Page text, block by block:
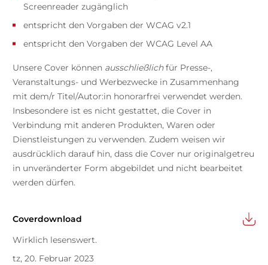
Screenreader zugänglich
entspricht den Vorgaben der WCAG v2.1
entspricht den Vorgaben der WCAG Level AA
Unsere Cover können ausschließlichfür Presse-,
Veranstaltungs- und Werbezwecke in Zusammenhang
mit dem/r Titel/Autor:in honorarfrei verwendet werden.
Insbesondere ist es nicht gestattet, die Cover in
Verbindung mit anderen Produkten, Waren oder
Dienstleistungen zu verwenden. Zudem weisen wir
ausdrücklich darauf hin, dass die Cover nur originalgetreu
in unveränderter Form abgebildet und nicht bearbeitet
werden dürfen.
Coverdownload
Wirklich lesenswert.
tz, 20. Februar 2023